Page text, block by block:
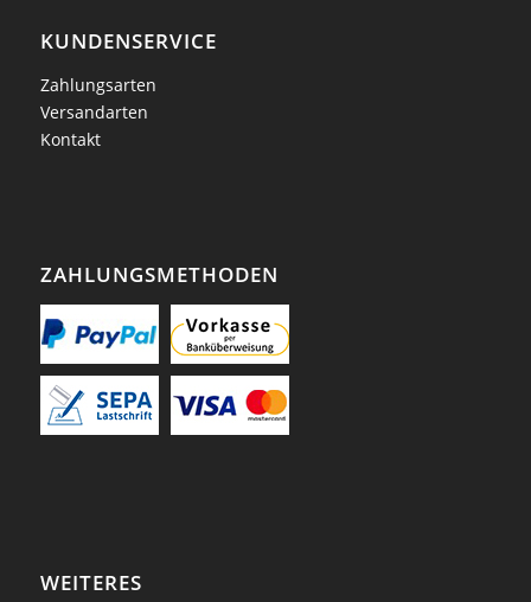
KUNDENSERVICE
Zahlungsarten
Versandarten
Kontakt
ZAHLUNGSMETHODEN
WEITERES